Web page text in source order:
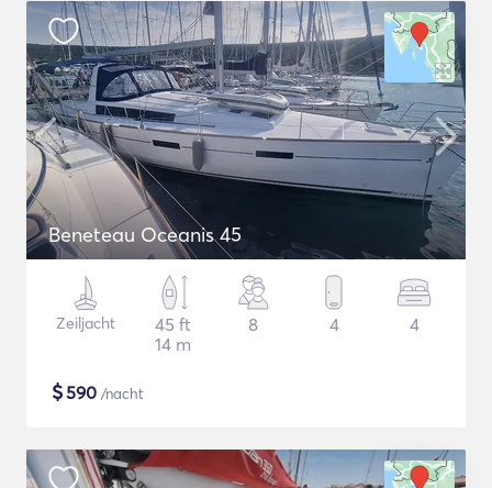
Beneteau Oceanis 45
Zeiljacht
45 ft
14 m
8 4 4
$590 /nacht